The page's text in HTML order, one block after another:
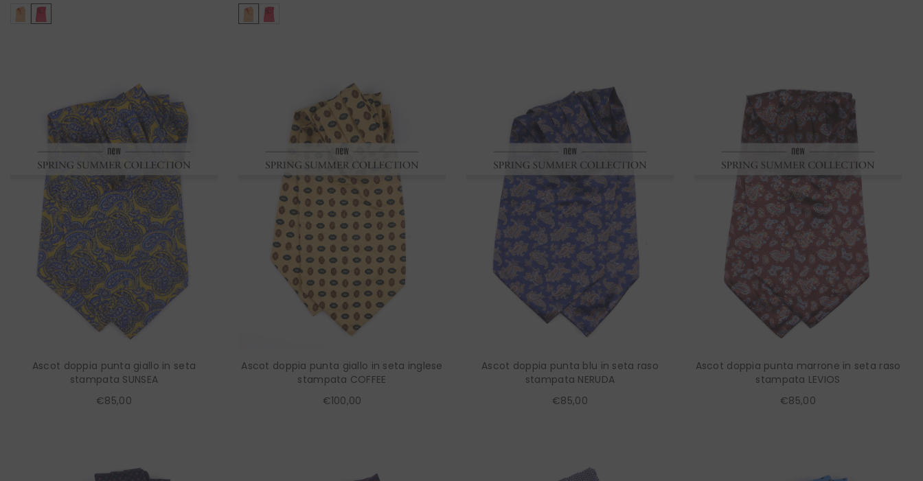
Ascot doppia punta giallo in seta
stampata SUNSEA
€85,00
Ascot doppia punta giallo in seta inglese
stampata COFFEE
€100,00
Ascot doppia punta blu in seta raso
stampata NERUDA
€85,00
Ascot doppia punta marrone in seta raso
stampata LEVIOS
€85,00